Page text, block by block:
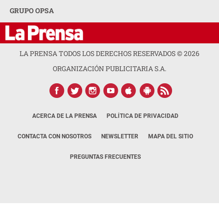
GRUPO OPSA
LA PRENSA TODOS LOS DERECHOS RESERVADOS ©2026
ORGANIZACIÓN PUBLICITARIA S.A.
ACERCA DE LA PRENSA POLÍTICA DE PRIVACIDAD
CONTACTA CON NOSOTROS NEWSLETTER MAPA DEL SITIO
PREGUNTAS FRECUENTES